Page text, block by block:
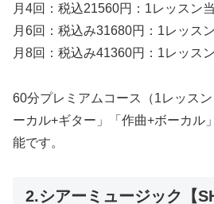
月4回：税込21560円：1レッスン
月6回：税込み31680円：1レッス
月8回：税込み41360円：1レッス
60分プレミアムコース（1レッス
ーカル+ギター」「作曲+ボーカル
能です。
2.シアーミュージック【